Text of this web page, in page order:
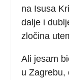
na Isusa
dalje i
zločina
Ali jesam
u Zagrebu,